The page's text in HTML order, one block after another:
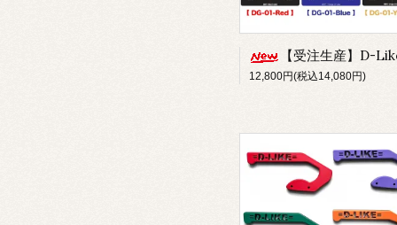
【受注生産】D-Likeオリジナルセッティングボ
12,800円(税込14,080円)